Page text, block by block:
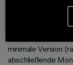
kompakten
Technologie des
Lichtfluss, hohen
minimale Version
abschließende